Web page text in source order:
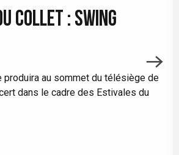
COLLET : SWING
produira au sommet du télésiège de
dans le cadre des Estivales du